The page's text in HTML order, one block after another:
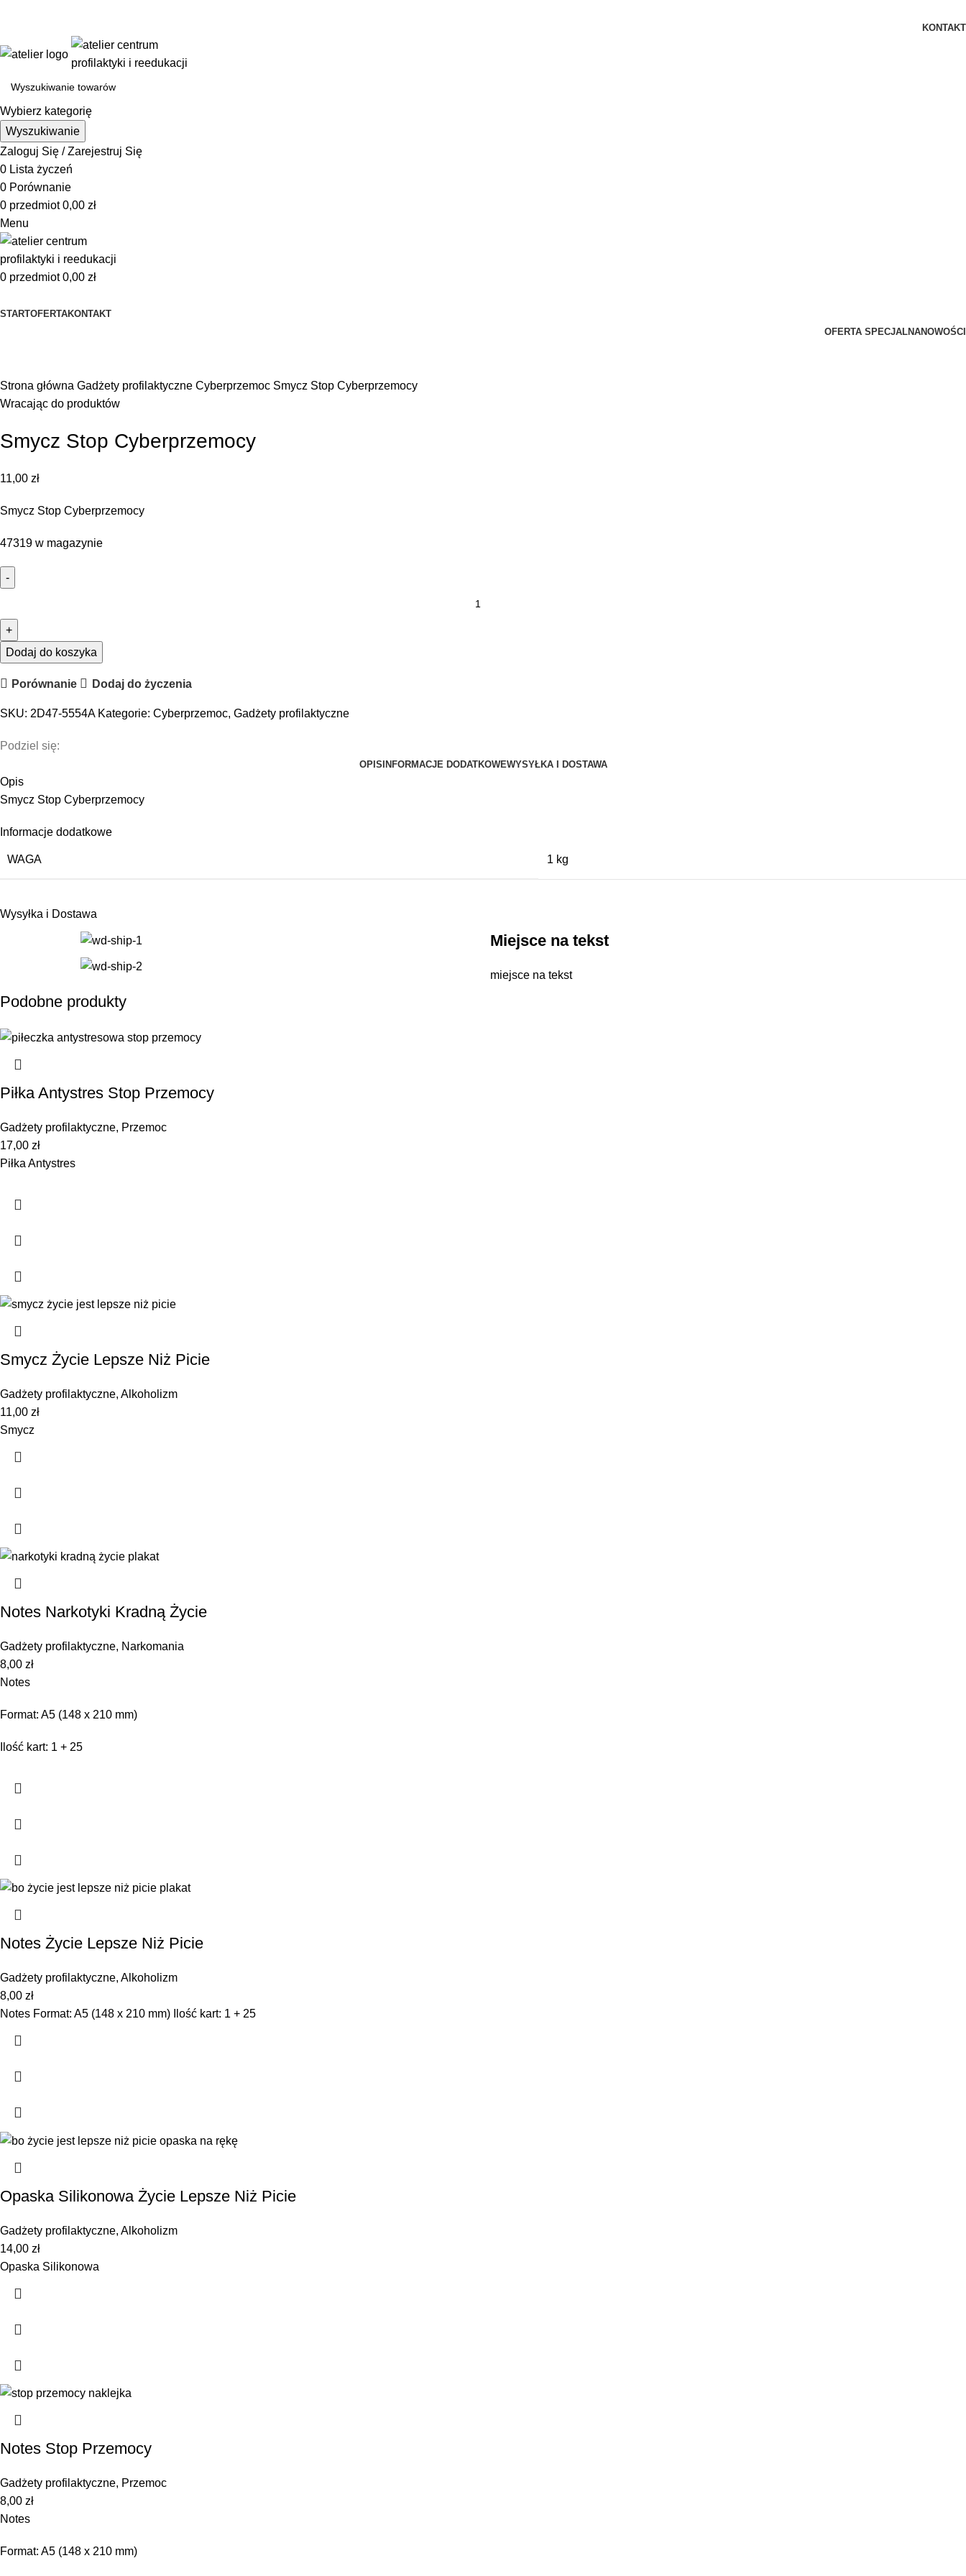
KONTAKT
Wybierz kategorię
Wyszukiwanie
Zaloguj Się / Zarejestruj Się
0 Lista życzeń
0 Porównanie
0 przedmiot 0,00 zł
Menu
0 przedmiot 0,00 zł
STARTOFERTAKONTAKT
OFERTA SPECJALNANOWOŚCI
Strona główna Gadżety profilaktyczne Cyberprzemoc Smycz Stop Cyberprzemocy
Wracając do produktów
Smycz Stop Cyberprzemocy
11,00 zł
Smycz Stop Cyberprzemocy
47319 w magazynie
Dodaj do koszyka
Porównanie Dodaj do życzenia
SKU: 2D47-5554A Kategorie: Cyberprzemoc, Gadżety profilaktyczne
Podziel się:
OPIS INFORMACJE DODATKOWEWYSYŁKA I DOSTAWA
Opis
Smycz Stop Cyberprzemocy
Informacje dodatkowe
WAGA 1 kg
Wysyłka i Dostawa
Miejsce na tekst
miejsce na tekst
Podobne produkty
Piłka Antystres Stop Przemocy
Gadżety profilaktyczne, Przemoc
17,00 zł
Piłka Antystres
Smycz Życie Lepsze Niż Picie
Gadżety profilaktyczne, Alkoholizm
11,00 zł
Smycz
Notes Narkotyki Kradną Życie
Gadżety profilaktyczne, Narkomania
8,00 zł
Notes
Format: A5 (148 x 210 mm)
Ilość kart: 1 + 25
Notes Życie Lepsze Niż Picie
Gadżety profilaktyczne, Alkoholizm
8,00 zł
Notes Format: A5 (148 x 210 mm) Ilość kart: 1 + 25
Opaska Silikonowa Życie Lepsze Niż Picie
Gadżety profilaktyczne, Alkoholizm
14,00 zł
Opaska Silikonowa
Notes Stop Przemocy
Gadżety profilaktyczne, Przemoc
8,00 zł
Notes
Format: A5 (148 x 210 mm)